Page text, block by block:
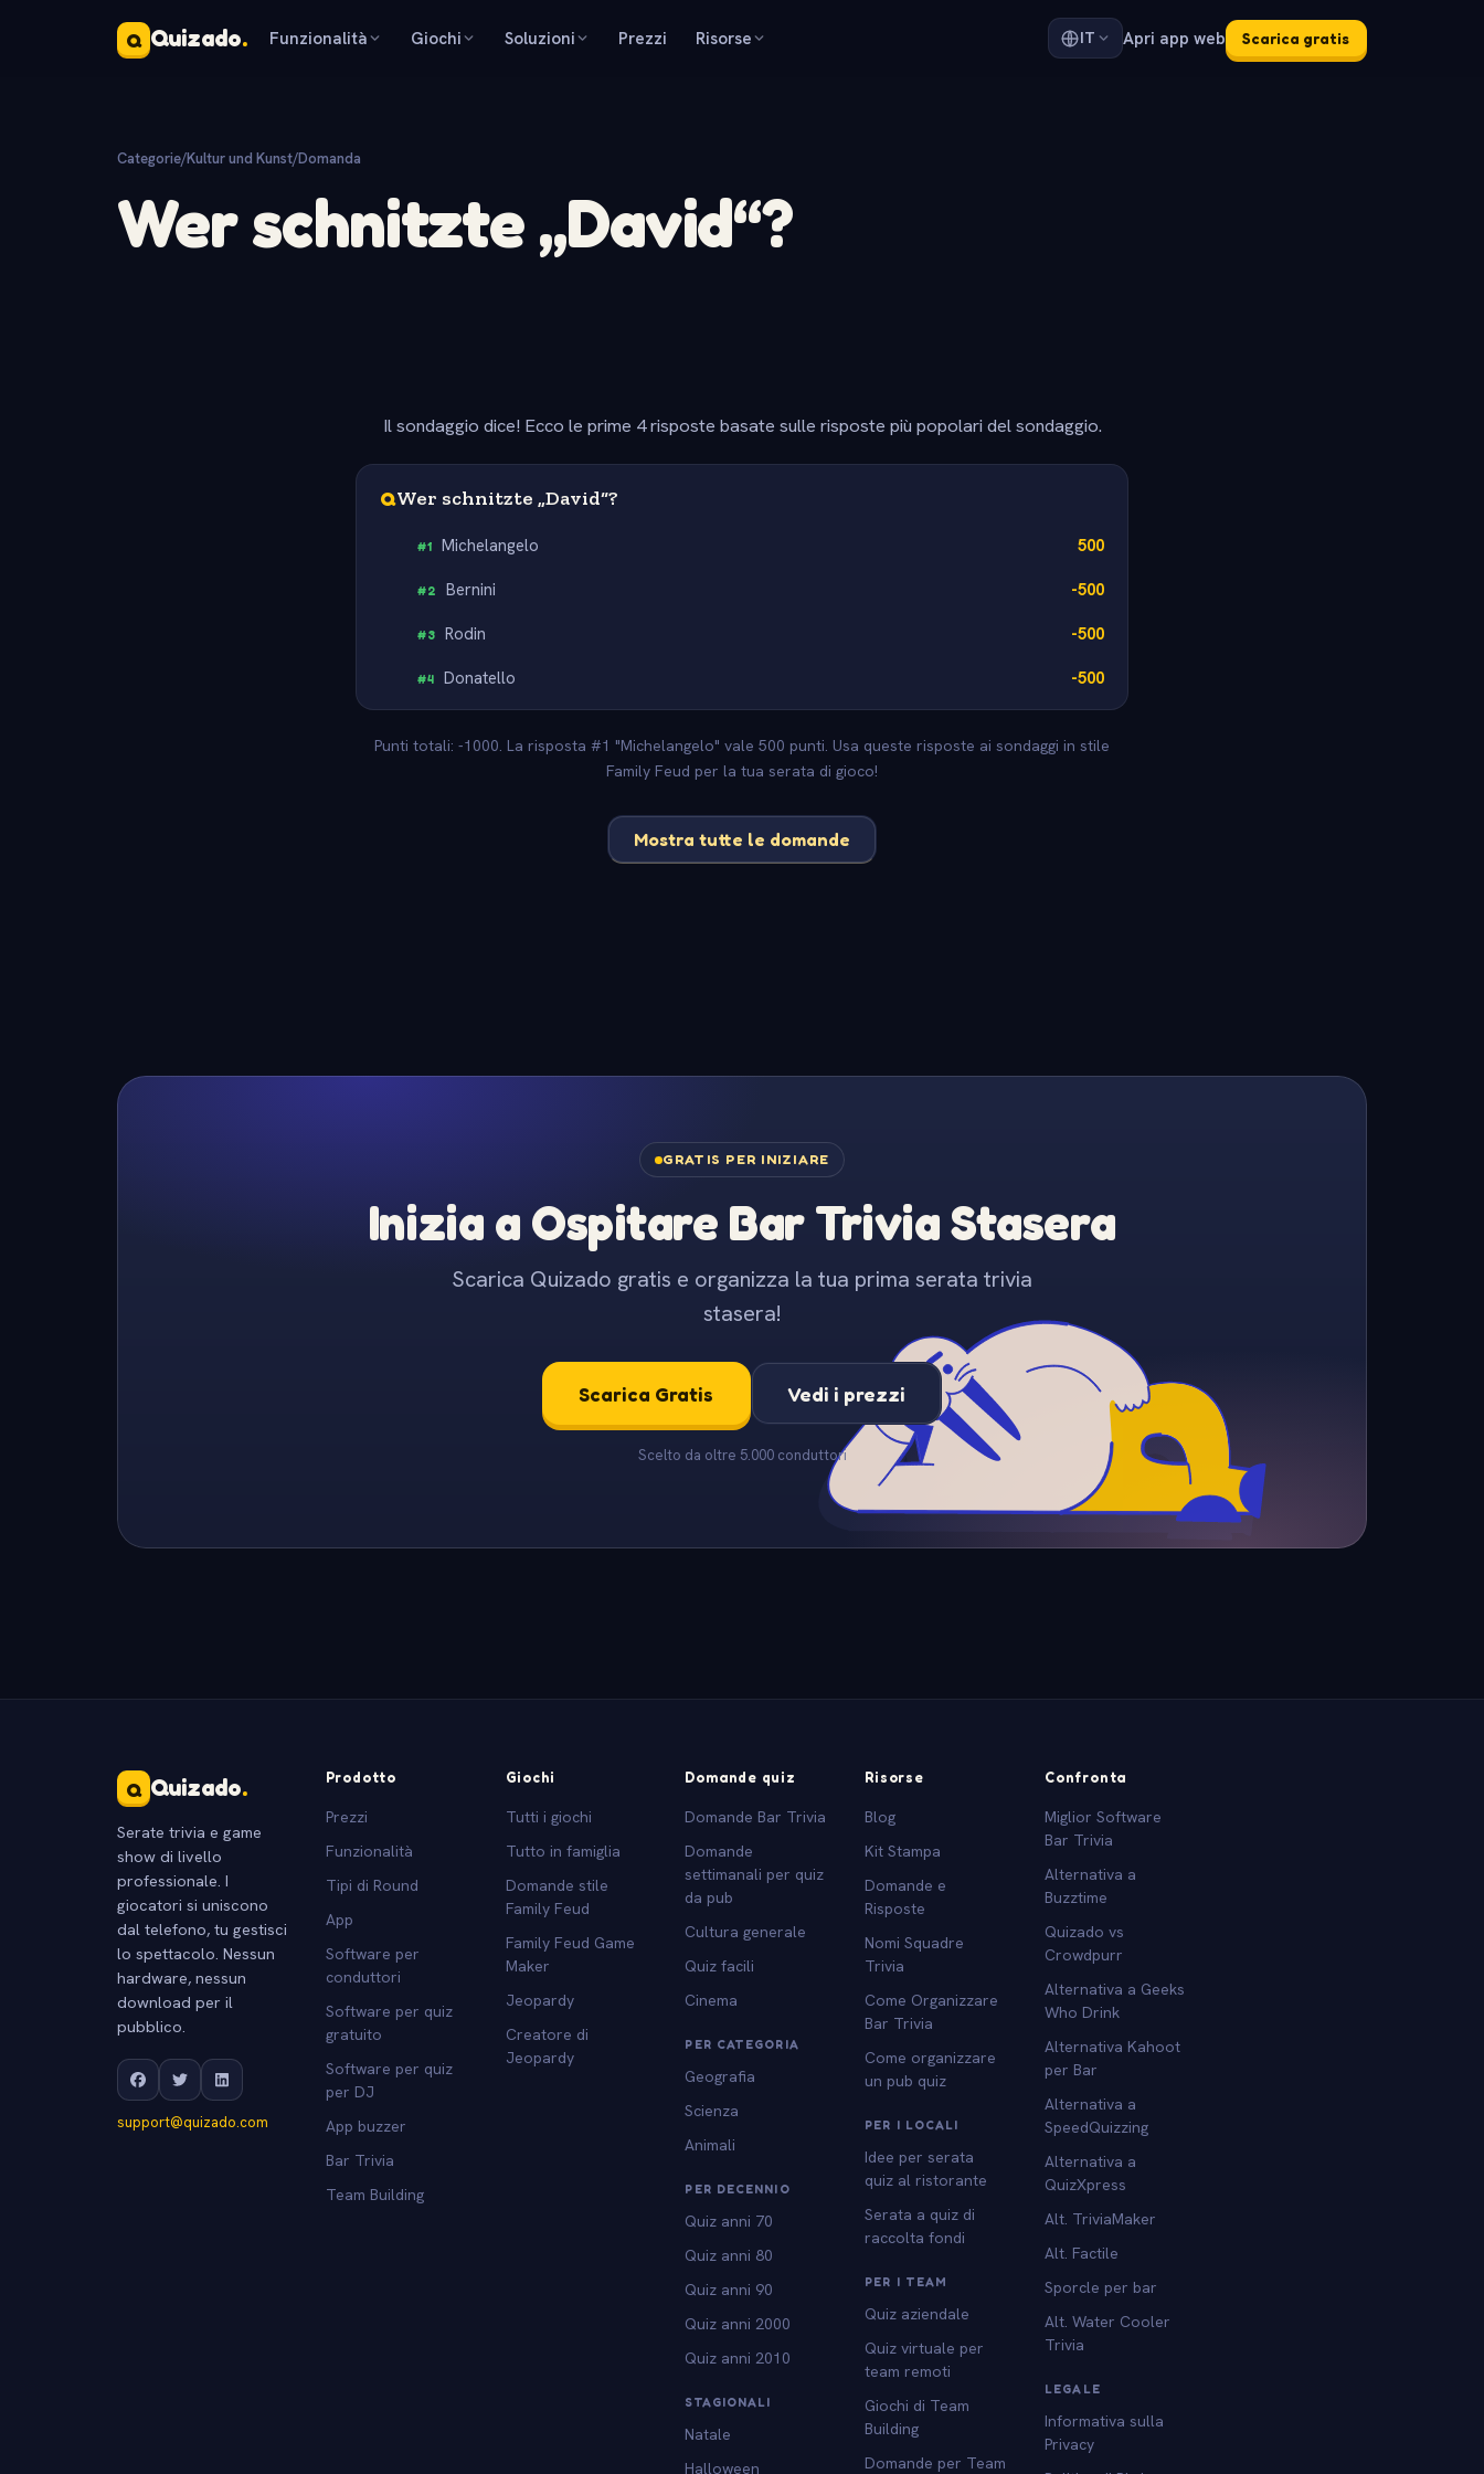
Q Quizado. Funzionalità Giochi Soluzioni Prezzi Risorse IT Apri app web Scarica gratis
Categorie/Kultur und Kunst/Domanda
Wer schnitzte „David“?
Il sondaggio dice! Ecco le prime 4 risposte basate sulle risposte più popolari del sondaggio.
QWer schnitzte „David“?
#1 Michelangelo 500
#2 Bernini -500
#3 Rodin -500
#4 Donatello -500
Punti totali: -1000. La risposta #1 "Michelangelo" vale 500 punti. Usa queste risposte ai sondaggi in stile
Family Feud per la tua serata di gioco!
Mostra tutte le domande
GRATIS PER INIZIARE
Inizia a Ospitare Bar Trivia Stasera
Scarica Quizado gratis e organizza la tua prima serata trivia
stasera!
Scarica Gratis Vedi i prezzi
Scelto da oltre 5.000 conduttori
Q Quizado.
Serate trivia e game
show di livello
professionale. I
giocatori si uniscono
dal telefono, tu gestisci
lo spettacolo. Nessun
hardware, nessun
download per il
pubblico.
support@quizado.com
Prodotto
Prezzi
Funzionalità
Tipi di Round
App
Software per
conduttori
Software per quiz
gratuito
Software per quiz
per DJ
App buzzer
Bar Trivia
Team Building
Giochi
Tutti i giochi
Tutto in famiglia
Domande stile
Family Feud
Family Feud Game
Maker
Jeopardy
Creatore di
Jeopardy
Domande quiz
Domande Bar Trivia
Domande
settimanali per quiz
da pub
Cultura generale
Quiz facili
Cinema
PER CATEGORIA
Geografia
Scienza
Animali
PER DECENNIO
Quiz anni 70
Quiz anni 80
Quiz anni 90
Quiz anni 2000
Quiz anni 2010
STAGIONALI
Natale
Halloween
Risorse
Blog
Kit Stampa
Domande e
Risposte
Nomi Squadre
Trivia
Come Organizzare
Bar Trivia
Come organizzare
un pub quiz
PER I LOCALI
Idee per serata
quiz al ristorante
Serata a quiz di
raccolta fondi
PER I TEAM
Quiz aziendale
Quiz virtuale per
team remoti
Giochi di Team
Building
Domande per Team
Confronta
Miglior Software
Bar Trivia
Alternativa a
Buzztime
Quizado vs
Crowdpurr
Alternativa a Geeks
Who Drink
Alternativa Kahoot
per Bar
Alternativa a
SpeedQuizzing
Alternativa a
QuizXpress
Alt. TriviaMaker
Alt. Factile
Sporcle per bar
Alt. Water Cooler
Trivia
LEGALE
Informativa sulla
Privacy